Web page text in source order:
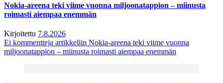
Nokia-areena teki viime vuonna miljoonatappion – miinusta
roimasti aiempaa enemmän
Kirjoitettu 7.8.2026
Ei kommentteja artikkeliin Nokia-areena teki viime vuonna
miljoonatappion – miinusta roimasti aiempaa enemmän